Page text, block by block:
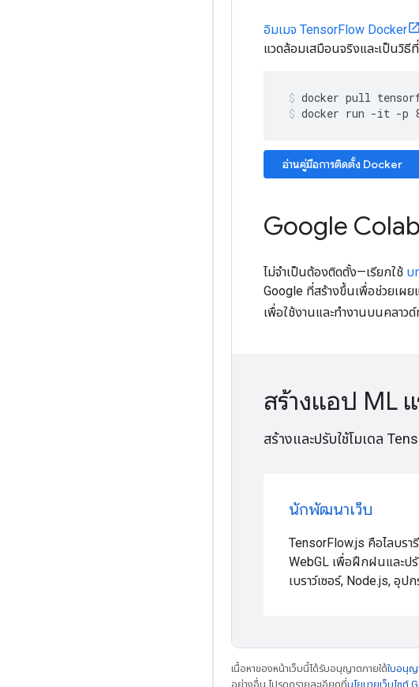
อิมเมจ TensorFlow Docker
แวดล้อมเสมือนจริงและเป็นวิธี
docker pull
docker run -it -p
อ่านคู่มือการติดตั้ง Docker
Google
ไม่จำเป็นต้องติดตั้ง—เรียกใช้ บ
Google ที่สร้างขึ้นเพื่อช่วยเผ
เพื่อใช้งานและทำงานบนคลาว
สร้างแอป ML
สร้างและปรับใช้โมเดล
นักพัฒนาเว็บ
TensorFlow.js คือไลบรา
WebGL เพื่อฝึกฝนและปรั
เบราว์เซอร์, Node.js, อุ
เนื้อหาของหน้าเว็บนี้ได้รับอนุญาตภายใต้ใบอนุญ
อย่างอื่น โปรดดูรายละเอียดที่นโยบายเว็บไซต์